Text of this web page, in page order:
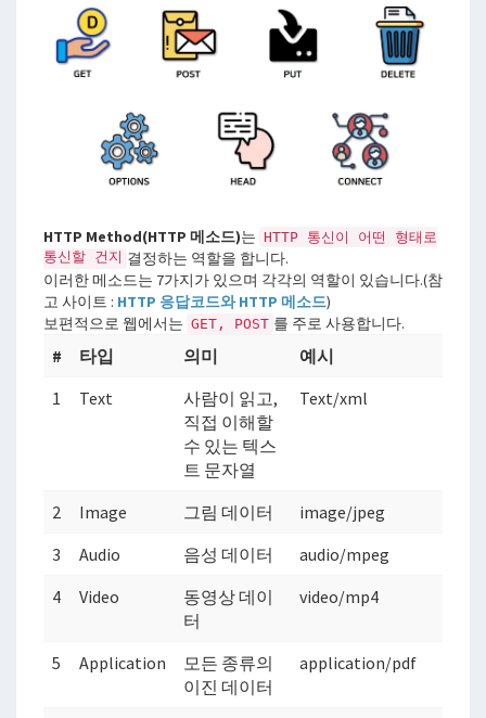
HTTP Method(HTTP 메소드)는 HTTP 통신이 어떤 형태로
통신할 건지 결정하는 역할을 합니다.
이러한 메소드는 7가지가 있으며 각각의 역할이 있습니다.(참
고 사이트 : HTTP 응답코드와 HTTP 메소드)
보편적으로 웹에서는 GET, POST 를 주로 사용합니다.
# 타입 의미
예시
1
Text
사람이 읽고,
직접 이해할
수 있는 텍스
트 문자열
Text/xml
2 Image 그림 데이터
image/jpeg
3
Audio 음성 데이터
audio/mpeg
4
Video
동영상 데이
터
video/mp4
5 Application
모든 종류의
이진 데이터
application/pdf